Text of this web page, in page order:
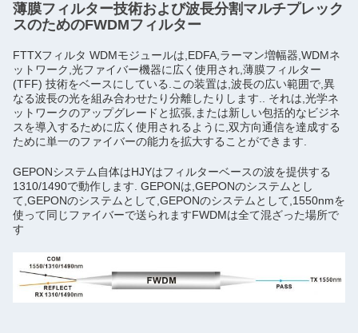
薄膜フィルター技術および波長分割マルチプレック
スのためのFWDMフィルター
FTTXフィルタ WDMモジュールは,EDFA,ラーマン増幅器,WDMネ
ットワーク,光ファイバー機器に広く使用され,薄膜フィルター
(TFF) 技術をベースにしている.この装置は,波長の広い範囲で,異
なる波長の光を組み合わせたり分離したりします.. それは,光学ネ
ットワークのアップグレードと拡張,または新しい包括的なビジネ
スを導入するために広く使用されるように,双方向通信を達成する
ために単一のファイバーの能力を拡大することができます.
HJYはフィルターベースの波を提供する
GEPONシステム自体は
1310/1490で動作します. GEPONは,GEPONのシステムとし
て,GEPONのシステムとして,GEPONのシステムとして,1550nmを
使って同じファイバーで送られますFWDMは全て混ざった場所で
す